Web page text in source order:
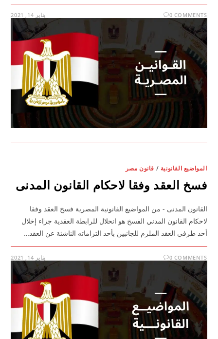
0 COMMENTS يناير 14, 2021
المواضيع القانونية / قانون مصر
فسخ العقد وفقا لاحكام القانون المدنى
القانون المدنى - من المواضيع القانونية المصرية فسخ العقد وفقا
لاحكام القانون المدني الفسخ هو انحلال للرابطة العقدية جزاء إخلال
أحد طرفي العقد الملزم للجانبين بأحد التزاماته الناشئة عن العقد…
0 COMMENTS يناير 14, 2021